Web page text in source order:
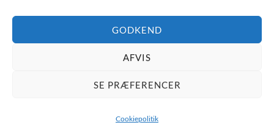
GODKEND
AFVIS
SE PRÆFERENCER
Cookiepolitik
Avisudklip 2026
FAIR SPILDEVAND